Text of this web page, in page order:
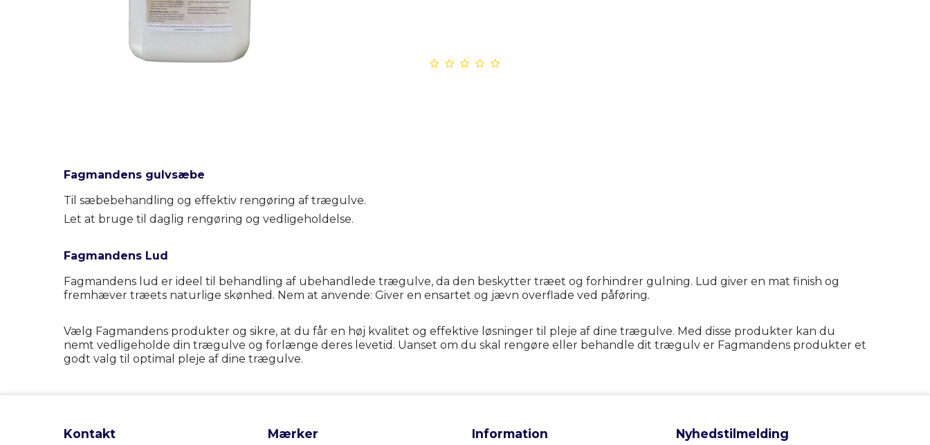
Fagmandens gulvsæbe
Til sæbebehandling og effektiv rengøring af trægulve.
Let at bruge til daglig rengøring og vedligeholdelse.
Fagmandens Lud
Fagmandens lud er ideel til behandling af ubehandlede trægulve, da den beskytter træet og forhindrer gulning. Lud giver en mat finish og
fremhæver træets naturlige skønhed. Nem at anvende: Giver en ensartet og jævn overflade ved påføring.
Vælg Fagmandens produkter og sikre, at du får en høj kvalitet og effektive løsninger til pleje af dine trægulve. Med disse produkter kan du
nemt vedligeholde din trægulve og forlænge deres levetid. Uanset om du skal rengøre eller behandle dit trægulv er Fagmandens produkter et
godt valg til optimal pleje af dine trægulve.
Kontakt Mærker Information Nyhedstilmelding